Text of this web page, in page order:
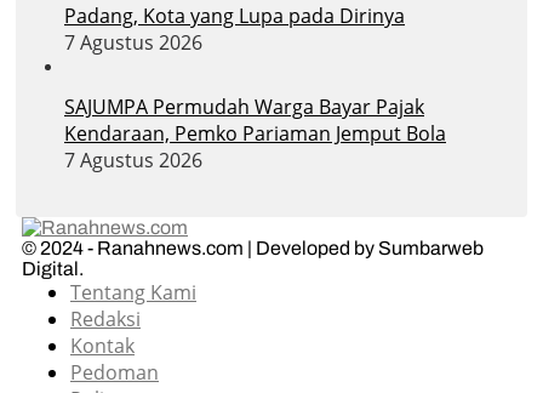
Padang, Kota yang Lupa pada Dirinya
7 Agustus 2026
SAJUMPA Permudah Warga Bayar Pajak
Kendaraan, Pemko Pariaman Jemput Bola
7 Agustus 2026
© 2024 - Ranahnews.com | Developed by Sumbarweb
Digital.
Tentang Kami
Redaksi
Kontak
Pedoman